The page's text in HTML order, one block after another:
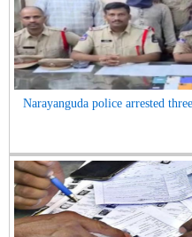
Narayanguda police arrested